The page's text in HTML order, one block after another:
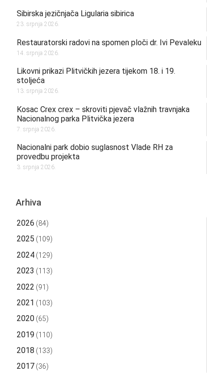
Sibirska jezičnjača Ligularia sibirica
23. srpnja 2026.
Restauratorski radovi na spomen ploči dr. Ivi Pevaleku
14. srpnja 2026.
Likovni prikazi Plitvičkih jezera tijekom 18. i 19.
stoljeća
13. srpnja 2026.
Kosac Crex crex – skroviti pjevač vlažnih travnjaka
Nacionalnog parka Plitvička jezera
7. srpnja 2026.
Nacionalni park dobio suglasnost Vlade RH za
provedbu projekta
3. srpnja 2026.
Arhiva
2026 (84)
2025 (109)
2024(129)
2023 (113)
2022 (91)
2021 (103)
2020(65)
2019 (110)
2018 (133)
2017(36)